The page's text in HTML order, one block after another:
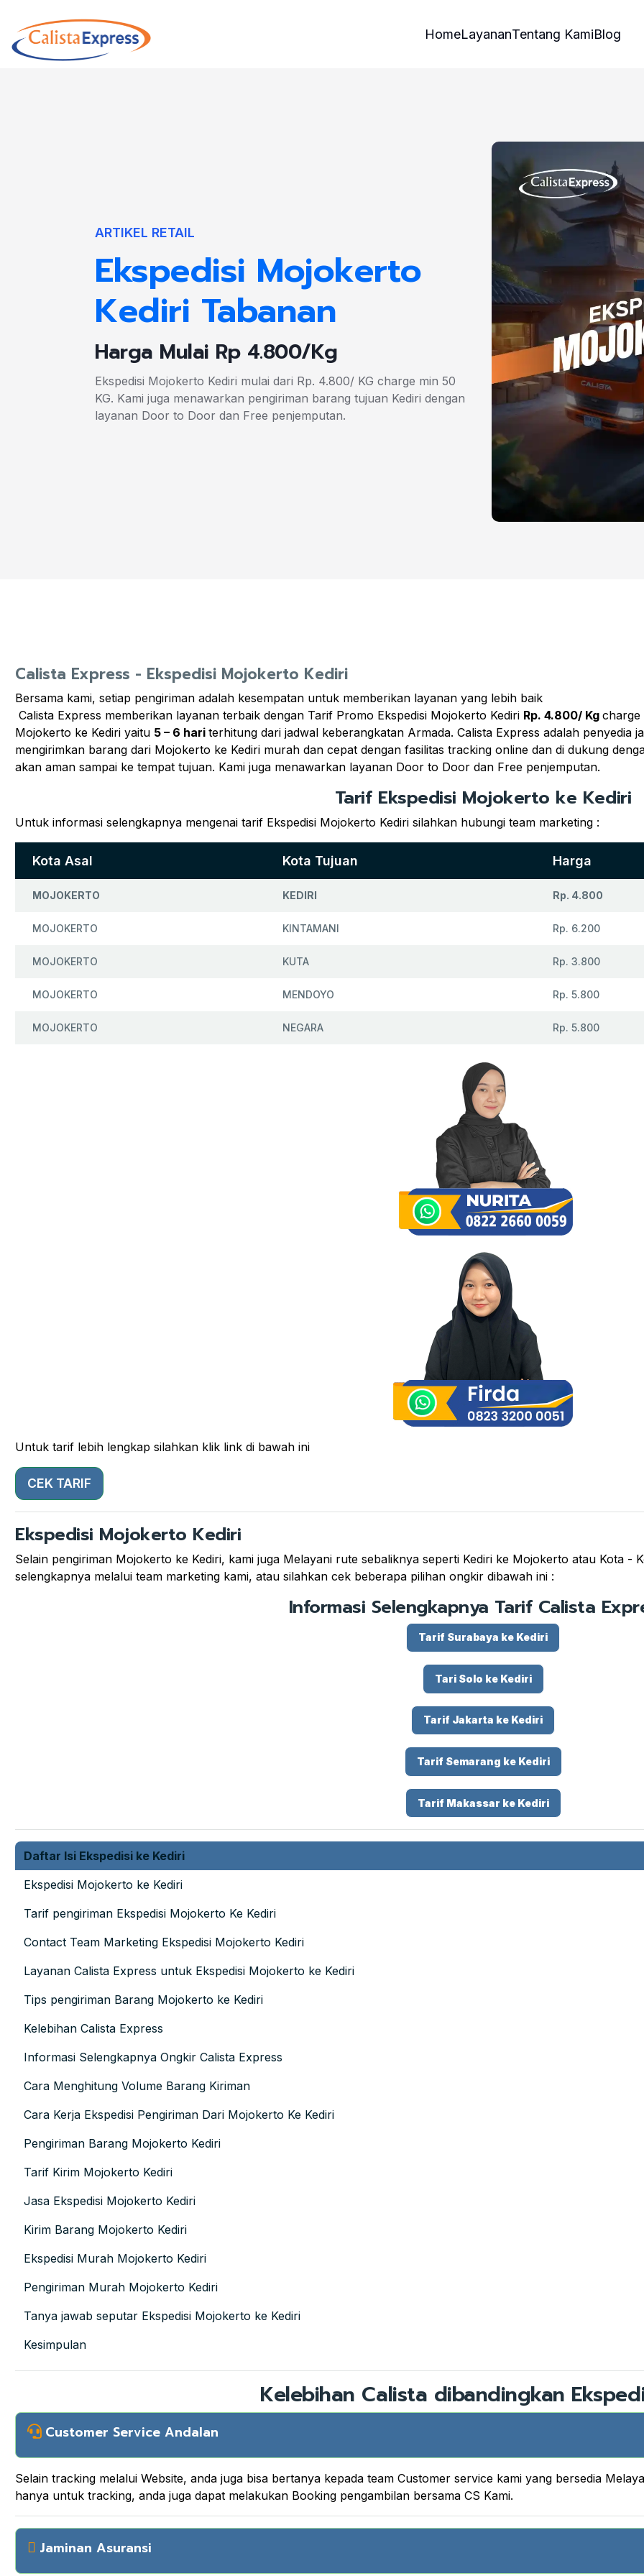
HomeLayananTentang KamiBlog
ARTIKEL RETAIL
Ekspedisi Mojokerto
Kediri Tabanan
Harga Mulai Rp 4.800/Kg
Ekspedisi Mojokerto Kediri mulai dari Rp. 4.800/ KG charge min 50
KG. Kami juga menawarkan pengiriman barang tujuan Kediri dengan
layanan Door to Door dan Free penjemputan.
Calista Express - Ekspedisi Mojokerto Kediri
Bersama kami, setiap pengiriman adalah kesempatan untuk memberikan layanan yang lebih baik
Calista Express memberikan layanan terbaik dengan Tarif Promo Ekspedisi Mojokerto Kediri Rp. 4.800/ Kg charge
Mojokerto ke Kediri yaitu 5 – 6 hari terhitung dari jadwal keberangkatan Armada. Calista Express adalah penyedia
mengirimkan barang dari Mojokerto ke Kediri murah dan cepat dengan fasilitas tracking online dan di dukung
akan aman sampai ke tempat tujuan. Kami juga menawarkan layanan Door to Door dan Free penjemputan.
Tarif Ekspedisi Mojokerto ke Kediri
Untuk informasi selengkapnya mengenai tarif Ekspedisi Mojokerto Kediri silahkan hubungi team marketing :
Kota Asal Kota Tujuan Harga
MOJOKERTO KEDIRI Rp. 4.800
MOJOKERTO KINTAMANI Rp. 6.200
MOJOKERTO KUTA Rp. 3.800
MOJOKERTO MENDOYO Rp. 5.800
MOJOKERTO NEGARA Rp. 5.800
Untuk tarif lebih lengkap silahkan klik link di bawah ini
CEK TARIF
Ekspedisi Mojokerto Kediri
Selain pengiriman Mojokerto ke Kediri, kami juga Melayani rute sebaliknya seperti Kediri ke Mojokerto atau Kota -
selengkapnya melalui team marketing kami, atau silahkan cek beberapa pilihan ongkir dibawah ini :
Informasi Selengkapnya Tarif Calista
Tarif Surabaya ke Kediri
Tari Solo ke Kediri
Tarif Jakarta ke Kediri
Tarif Semarang ke Kediri
Tarif Makassar ke Kediri
Daftar Isi Ekspedisi ke Kediri
Ekspedisi Mojokerto ke Kediri
Tarif pengiriman Ekspedisi Mojokerto Ke Kediri
Contact Team Marketing Ekspedisi Mojokerto Kediri
Layanan Calista Express untuk Ekspedisi Mojokerto ke Kediri
Tips pengiriman Barang Mojokerto ke Kediri
Kelebihan Calista Express
Informasi Selengkapnya Ongkir Calista Express
Cara Menghitung Volume Barang Kiriman
Cara Kerja Ekspedisi Pengiriman Dari Mojokerto Ke Kediri
Pengiriman Barang Mojokerto Kediri
Tarif Kirim Mojokerto Kediri
Jasa Ekspedisi Mojokerto Kediri
Kirim Barang Mojokerto Kediri
Ekspedisi Murah Mojokerto Kediri
Pengiriman Murah Mojokerto Kediri
Tanya jawab seputar Ekspedisi Mojokerto ke Kediri
Kesimpulan
Kelebihan Calista dibandingkan
Customer Service Andalan
Selain tracking melalui Website, anda juga bisa bertanya kepada team Customer service kami yang bersedia
hanya untuk tracking, anda juga dapat melakukan Booking pengambilan bersama CS Kami.
Jaminan Asuransi